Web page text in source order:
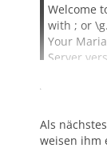
Welcome
with ; or \g.
Your
Server
Type
Als
weisen ihm